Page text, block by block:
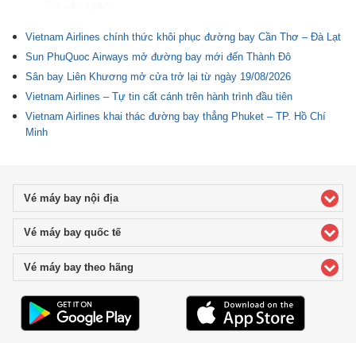
Vietnam Airlines chính thức khôi phục đường bay Cần Thơ – Đà Lạt
Sun PhuQuoc Airways mở đường bay mới đến Thành Đô
Sân bay Liên Khương mở cửa trở lại từ ngày 19/08/2026
Vietnam Airlines – Tự tin cất cánh trên hành trình đầu tiên
Vietnam Airlines khai thác đường bay thẳng Phuket – TP. Hồ Chí
Minh
Vé máy bay nội địaclick to expand contents
Vé máy bay quốc tếclick to expand contents
Vé máy bay theo hãng